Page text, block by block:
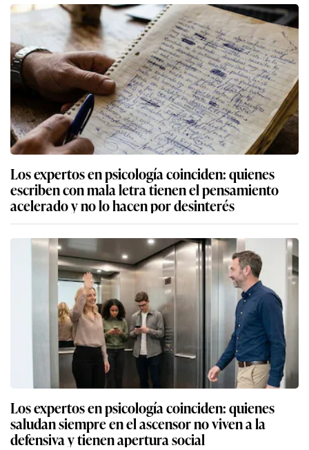
Los expertos en psicología coinciden: quienes
escriben con mala letra tienen el pensamiento
acelerado y no lo hacen por desinterés
Los expertos en psicología coinciden: quienes
saludan siempre en el ascensor no viven a la
defensiva y tienen apertura social